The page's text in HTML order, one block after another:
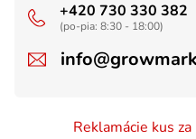
+420 730 330 382
(po-pia: 8:30 - 18:00)
Reklamácie kus za